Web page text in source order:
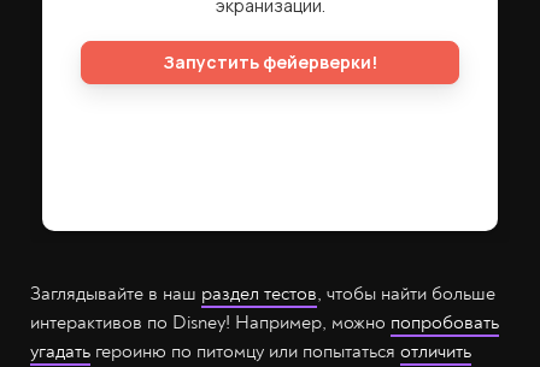
Заглядывайте в наш раздел тестов, чтобы найти больше
интерактивов по Disney! Например, можно попробовать
угадать героиню по питомцу или попытаться отличить